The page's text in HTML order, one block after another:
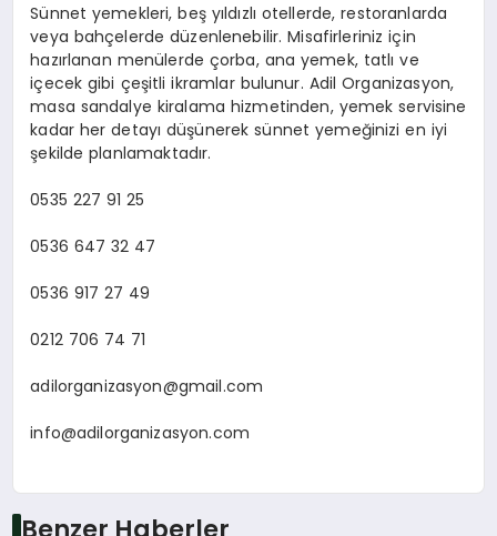
Sünnet yemekleri, beş yıldızlı otellerde, restoranlarda
veya bahçelerde düzenlenebilir. Misafirleriniz için
hazırlanan menülerde çorba, ana yemek, tatlı ve
içecek gibi çeşitli ikramlar bulunur. Adil Organizasyon,
masa sandalye kiralama hizmetinden, yemek servisine
kadar her detayı düşünerek sünnet yemeğinizi en iyi
şekilde planlamaktadır.
0535 227 91 25
0536 647 32 47
0536 917 27 49
0212 706 74 71
adilorganizasyon@gmail.com
info@adilorganizasyon.com